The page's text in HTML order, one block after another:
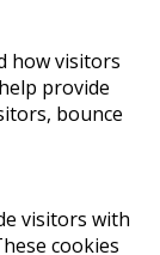
how visitors
provide
bounce
visitors with
cookies